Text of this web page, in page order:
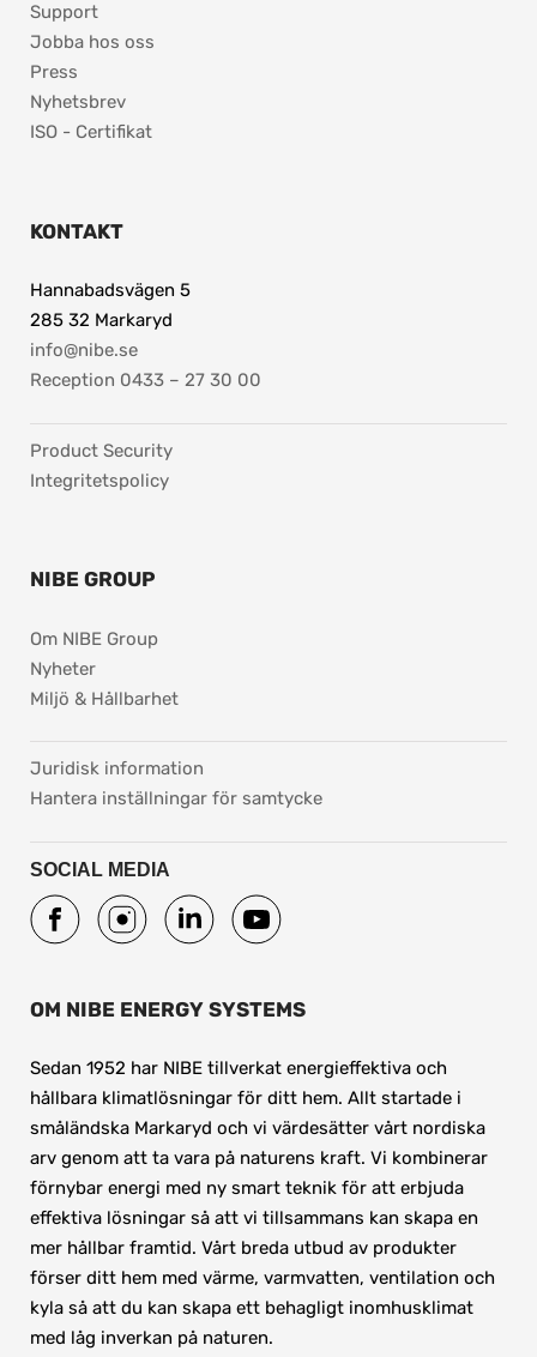
OM NIBE ENERGY SYSTEMS
Sedan 1952 har NIBE tillverkat energieffektiva och
hållbara klimatlösningar för ditt hem. Allt startade i
småländska Markaryd och vi värdesätter vårt nordiska
arv genom att ta vara på naturens kraft. Vi kombinerar
förnybar energi med ny smart teknik för att erbjuda
effektiva lösningar så att vi tillsammans kan skapa en
mer hållbar framtid. Vårt breda utbud av produkter
förser ditt hem med värme, varmvatten, ventilation och
kyla så att du kan skapa ett behagligt inomhusklimat
med låg inverkan på naturen.
Support
Jobba hos oss
Press
Nyhetsbrev
ISO - Certifikat
KONTAKT
Hannabadsvägen 5
285 32 Markaryd
info@nibe.se
Reception 0433 – 27 30 00
Product Security
Integritetspolicy
NIBE GROUP
Om NIBE Group
Nyheter
Miljö & Hållbarhet
Juridisk information
Hantera inställningar för samtycke
SOCIAL MEDIA